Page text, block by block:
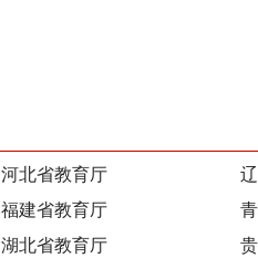
河北省教育厅
福建省教育厅
湖北省教育厅